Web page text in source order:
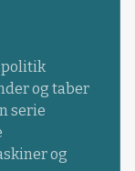
politik
og taber
serie
og